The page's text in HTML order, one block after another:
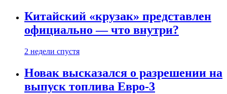
Китайский «крузак» представлен
официально — что внутри?
2 недели спустя
Новак высказался о разрешении на
выпуск топлива Евро-3